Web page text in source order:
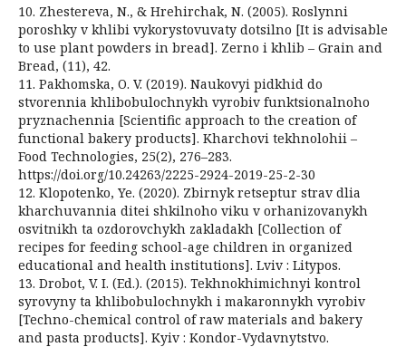
10. Zhestereva, N., & Hrehirchak, N. (2005). Roslynni
poroshky v khlibi vykorystovuvaty dotsilno [It is advisable
to use plant powders in bread]. Zerno i khlib – Grain and
Bread, (11), 42.
11. Pakhomska, O. V. (2019). Naukovyi pidkhid do
stvorennia khlibobulochnykh vyrobiv funktsionalnoho
pryznachennia [Scientific approach to the creation of
functional bakery products]. Kharchovi tekhnolohii –
Food Technologies, 25(2), 276–283.
https://doi.org/10.24263/2225-2924-2019-25-2-30
12. Klopotenko, Ye. (2020). Zbirnyk retseptur strav dlia
kharchuvannia ditei shkilnoho viku v orhanizovanykh
osvitnikh ta ozdorovchykh zakladakh [Collection of
recipes for feeding school-age children in organized
educational and health institutions]. Lviv : Litypos.
13. Drobot, V. I. (Ed.). (2015). Tekhnokhimichnyi kontrol
syrovyny ta khlibobulochnykh i makaronnykh vyrobiv
[Techno-chemical control of raw materials and bakery
and pasta products]. Kyiv : Kondor-Vydavnytstvo.